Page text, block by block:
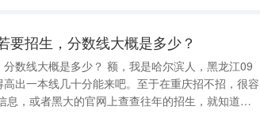
要招生，分数线大概是多少？
数线大概是多少？ 额，我是哈尔滨人，黑龙江09
出一本线几十分能来吧。至于在重庆招不招，很容
，或者黑大的官网上查查往年的招生，就知道